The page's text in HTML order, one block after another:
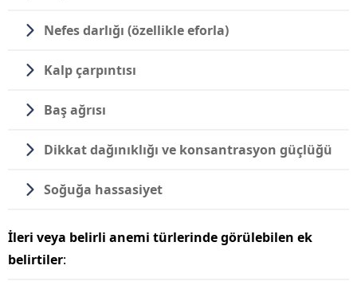
Nefes darlığı (özellikle eforla)
Kalp çarpıntısı
Baş ağrısı
Dikkat dağınıklığı ve konsantrasyon güçlüğü
Soğuğa hassasiyet
İleri veya belirli anemi türlerinde görülebilen ek
belirtiler: